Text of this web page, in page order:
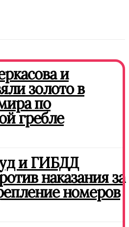
и
золото в
по
гребле
и ГИБДД
наказания за
номеров